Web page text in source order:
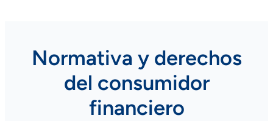
Normativa y derechos
del consumidor
financiero